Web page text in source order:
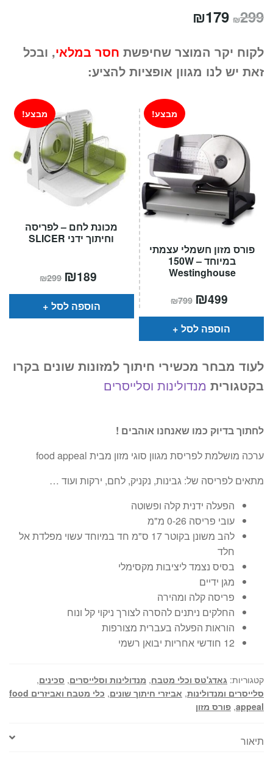
₪299 המחיר
היה:
₪299.
₪179
הוא:
₪179.
לקוח יקר המוצר שחיפשת חסר במלאי, ובכל
זאת יש לנו מגוון אופציות להציע:
מכונת לחם – לפריסה
וחיתוך ידני SLICER
מבצע!
₪299 המחיר
המקורי
היה:
₪299.
₪189
הוא:
הוספה לסל
פורס מזון חשמלי עצמתי
במיוחד 150W –
Westinghouse
מבצע!
₪799 המחיר
המקורי
היה:
₪799.
₪499
הוא:
הוספה לסל
לעוד מבחר מכשירי חיתוך למזונות שונים בקרו
בקטגורית מנדולינות וסלייסרים
לחתוך בדיוק כמו שאנחנו אוהבים !
ערכה מושלמת לפריסת מגוון סוגי מזון מבית food appeal
מתאים לפריסה של: גבינות, נקניק, לחם, ירקות ועוד …
הפעלה ידנית קלה ופשוטה
עובי פריסה 0-26 מ"מ
להב משונן בקוטר 17 ס"מ חד במיוחד עשוי מפלדת אל
חלד
בסיס נצמד ליציבות מקסימלי
מגן ידיים
פריסה קלה ומהירה
החלקים ניתנים להסרה לצורך ניקוי קל ונוח
הוראות הפעלה בעברית מצורפות
12 חודשי אחריות יבואן רשמי
קטגוריות: גאדג'טס וכלי מטבח, מנדולינות וסלייסרים, סכינים,
סלייסרים ומנדולינות, אביזרי חיתוך שונים,
כלי מטבח ואביזרים food
appeal
, פורס מזון
תיאור